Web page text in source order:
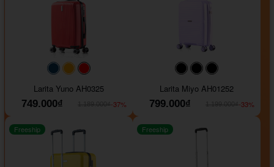
#093f69#ffa500
Larita Yuno AH0325
749.000₫
-37%
#000000#000000
Larita Miyo AH01252
799.000₫
-33%
Freeship Freeship